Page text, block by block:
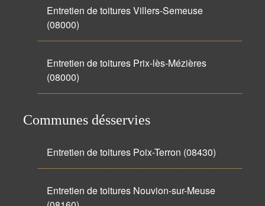
Entretien de toitures Villers-Semeuse
(08000)
Entretien de toitures Prix-lès-Mézières
(08000)
Communes désservies
Entretien de toitures Poix-Terron (08430)
Entretien de toitures Nouvion-sur-Meuse